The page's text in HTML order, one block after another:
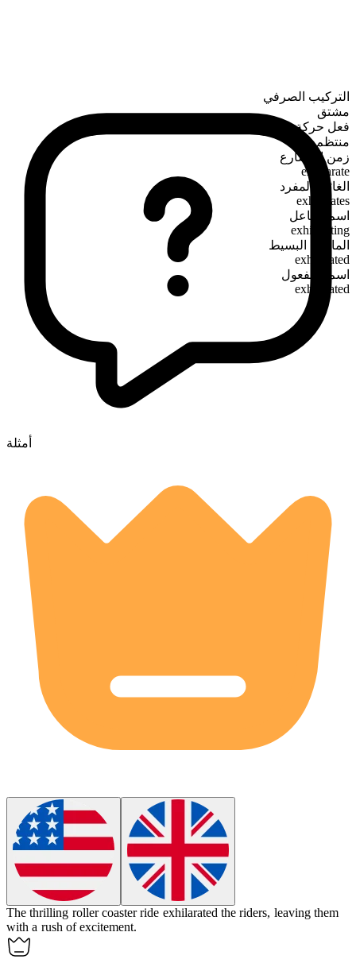
التركيب الصرفي
مشتق
فعل حركة
منتظم
زمن المضارع
exhilarate
الغائب المفرد
exhilarates
اسم الفاعل
exhilarating
الماضي البسيط
exhilarated
اسم المفعول
exhilarated
أمثلة
The thrilling roller coaster ride exhilarated the riders, leaving them
with a rush of excitement.